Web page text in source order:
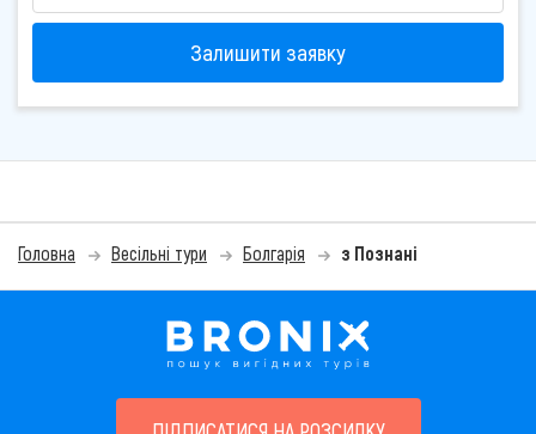
Залишити заявку
Головна Весільні тури Болгарія з Познані